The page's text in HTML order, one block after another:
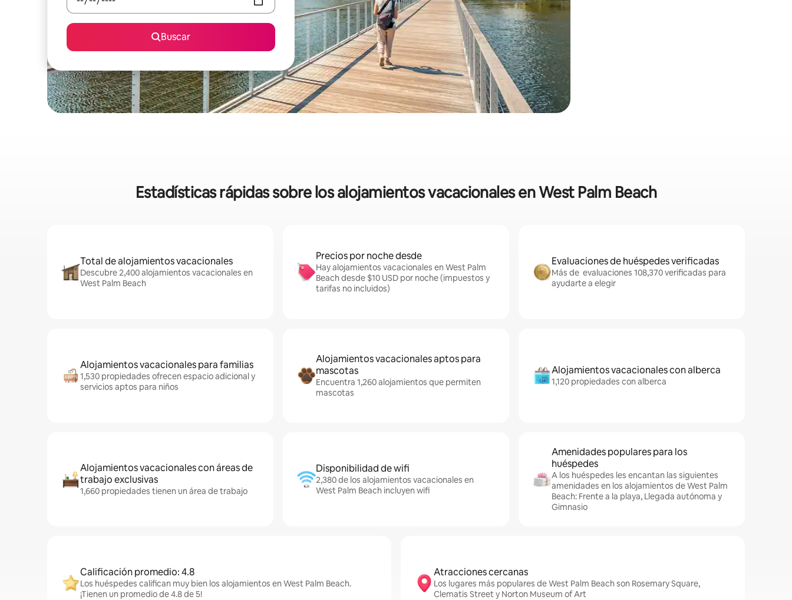
Buscar
Estadísticas rápidas sobre los alojamientos vacacionales en West Palm Beach
Total de alojamientos vacacionales
Descubre 2,400 alojamientos vacacionales en
West Palm Beach
Precios por noche desde
Hay alojamientos vacacionales en West Palm
Beach desde $10 USD por noche (impuestos y
tarifas no incluidos)
Evaluaciones de huéspedes verificadas
Más de evaluaciones 108,370 verificadas para
ayudarte a elegir
Alojamientos vacacionales para familias
1,530 propiedades ofrecen espacio adicional y
servicios aptos para niños
Alojamientos vacacionales aptos para
mascotas
Encuentra 1,260 alojamientos que permiten
mascotas
Alojamientos vacacionales con alberca
1,120 propiedades con alberca
Alojamientos vacacionales con áreas de
trabajo exclusivas
1,660 propiedades tienen un área de trabajo
Disponibilidad de wifi
2,380 de los alojamientos vacacionales en
West Palm Beach incluyen wifi
Amenidades populares para los
huéspedes
A los huéspedes les encantan las siguientes
amenidades en los alojamientos de West Palm
Beach: Frente a la playa, Llegada autónoma y
Gimnasio
Calificación promedio: 4.8
Los huéspedes califican muy bien los alojamientos en West Palm Beach.
¡Tienen un promedio de 4.8 de 5!
Atracciones cercanas
Los lugares más populares de West Palm Beach son Rosemary Square,
Clematis Street y Norton Museum of Art